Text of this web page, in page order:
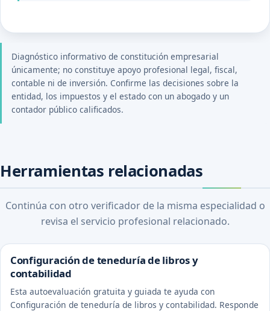
Diagnóstico informativo de constitución empresarial
únicamente; no constituye apoyo profesional legal, fiscal,
contable ni de inversión. Confirme las decisiones sobre la
entidad, los impuestos y el estado con un abogado y un
contador público calificados.
Herramientas relacionadas
Continúa con otro verificador de la misma especialidad o
revisa el servicio profesional relacionado.
Configuración de teneduría de libros y
contabilidad
Esta autoevaluación gratuita y guiada te ayuda con
Configuración de teneduría de libros y contabilidad. Responde